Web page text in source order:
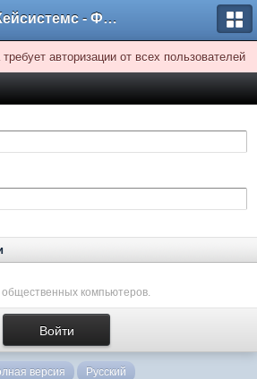
Кейсистемс - Форумы
авторизации от всех пользователей
компьютеров.
версия Русский